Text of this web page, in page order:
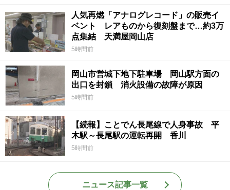
人気再燃「アナログレコード」の販売イ
ベント レアものから復刻盤まで…約3万
点集結 天満屋岡山店
5時間前
岡山市営城下地下駐車場 岡山駅方面の
出口を封鎖 消火設備の故障が原因
5時間前
【続報】ことでん長尾線で人身事故 平
木駅～長尾駅の運転再開 香川
5時間前
ニュース記事一覧